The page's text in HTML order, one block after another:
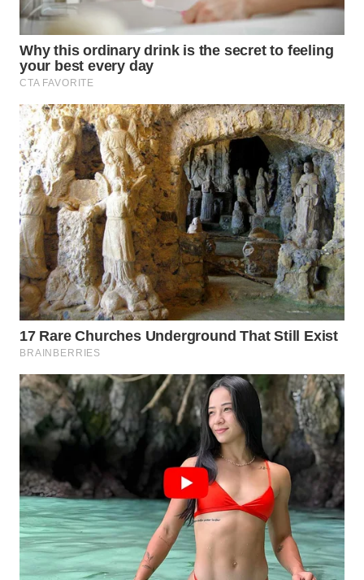
WAHANA
LISTRIK
WAHANA
TRAVEL
WAHANA
TV
WAHANANEWS
ID
WAHANANEWS
CO ID
WAHANANEWS
NET
WAHANA
SPORT
WAHANA
WAHANA
SELEB
WAHANA